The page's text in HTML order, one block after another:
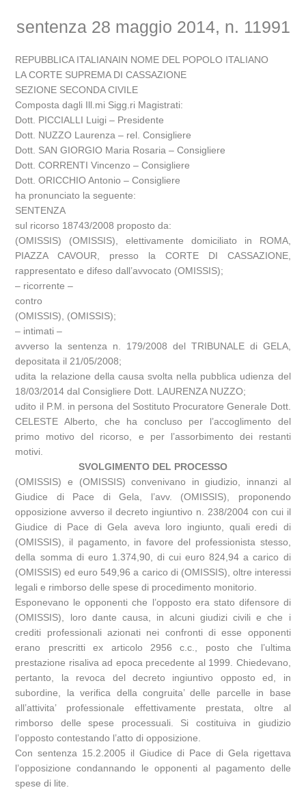
sentenza 28 maggio 2014, n. 11991
REPUBBLICA ITALIANAIN NOME DEL POPOLO ITALIANO
LA CORTE SUPREMA DI CASSAZIONE
SEZIONE SECONDA CIVILE
Composta dagli Ill.mi Sigg.ri Magistrati:
Dott. PICCIALLI Luigi – Presidente
Dott. NUZZO Laurenza – rel. Consigliere
Dott. SAN GIORGIO Maria Rosaria – Consigliere
Dott. CORRENTI Vincenzo – Consigliere
Dott. ORICCHIO Antonio – Consigliere
ha pronunciato la seguente:
SENTENZA
sul ricorso 18743/2008 proposto da:
(OMISSIS) (OMISSIS), elettivamente domiciliato in ROMA,
PIAZZA CAVOUR, presso la CORTE DI CASSAZIONE,
rappresentato e difeso dall’avvocato (OMISSIS);
– ricorrente –
contro
(OMISSIS), (OMISSIS);
– intimati –
avverso la sentenza n. 179/2008 del TRIBUNALE di GELA,
depositata il 21/05/2008;
udita la relazione della causa svolta nella pubblica udienza del
18/03/2014 dal Consigliere Dott. LAURENZA NUZZO;
udito il P.M. in persona del Sostituto Procuratore Generale Dott.
CELESTE Alberto, che ha concluso per l’accoglimento del
primo motivo del ricorso, e per l’assorbimento dei restanti
motivi.
SVOLGIMENTO DEL PROCESSO
(OMISSIS) e (OMISSIS) convenivano in giudizio, innanzi al
Giudice di Pace di Gela, l’avv. (OMISSIS), proponendo
opposizione avverso il decreto ingiuntivo n. 238/2004 con cui il
Giudice di Pace di Gela aveva loro ingiunto, quali eredi di
(OMISSIS), il pagamento, in favore del professionista stesso,
della somma di euro 1.374,90, di cui euro 824,94 a carico di
(OMISSIS) ed euro 549,96 a carico di (OMISSIS), oltre interessi
legali e rimborso delle spese di procedimento monitorio.
Esponevano le opponenti che l’opposto era stato difensore di
(OMISSIS), loro dante causa, in alcuni giudizi civili e che i
crediti professionali azionati nei confronti di esse opponenti
erano prescritti ex articolo 2956 c.c., posto che l’ultima
prestazione risaliva ad epoca precedente al 1999. Chiedevano,
pertanto, la revoca del decreto ingiuntivo opposto ed, in
subordine, la verifica della congruita’ delle parcelle in base
all’attivita’ professionale effettivamente prestata, oltre al
rimborso delle spese processuali. Si costituiva in giudizio
l’opposto contestando l’atto di opposizione.
Con sentenza 15.2.2005 il Giudice di Pace di Gela rigettava
l’opposizione condannando le opponenti al pagamento delle
spese di lite.